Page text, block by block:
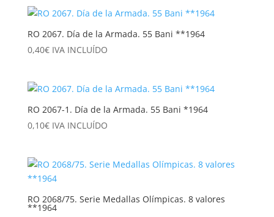
RO 2067. Día de la Armada. 55 Bani **1964
0,40€ IVA INCLUÍDO
RO 2067-1. Día de la Armada. 55 Bani *1964
0,10€ IVA INCLUÍDO
RO 2068/75. Serie Medallas Olímpicas. 8 valores
**1964